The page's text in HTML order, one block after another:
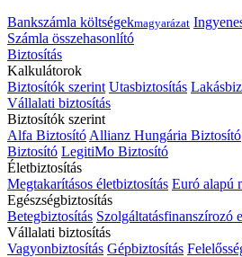
Bankszámla költségekmagyarázat
Számla összehasonlító
Biztosítás
Kalkulátorok
Biztosítók szerint Utasbiztosítás
Vállalati biztosítás
Biztosítók szerint
Alfa Biztosító Allianz Hungária Biztosító
Biztosító LegitiMo Biztosító
Életbiztosítás
Megtakarításos életbiztosítás Euró alapú
Egészségbiztosítás
Betegbiztosítás Szolgáltatásfinanszírozó
Vállalati biztosítás
Vagyonbiztosítás Gépbiztosítás